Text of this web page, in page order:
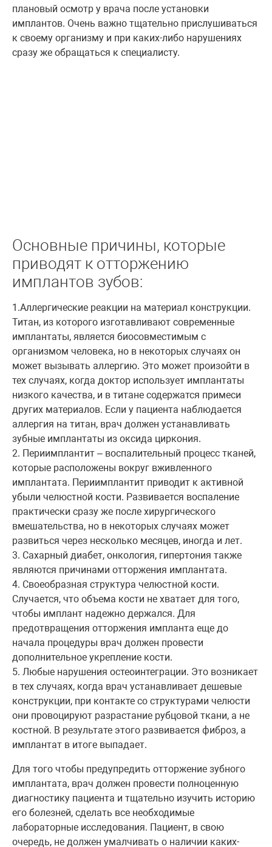
плановый осмотр у врача после установки
имплантов. Очень важно тщательно прислушиваться
к своему организму и при каких-либо нарушениях
сразу же обращаться к специалисту.
Основные причины, которые
приводят к отторжению
имплантов зубов:
1.Аллергические реакции на материал конструкции.
Титан, из которого изготавливают современные
имплантаты, является биосовместимым с
организмом человека, но в некоторых случаях он
может вызывать аллергию. Это может произойти в
тех случаях, когда доктор использует имплантаты
низкого качества, и в титане содержатся примеси
других материалов. Если у пациента наблюдается
аллергия на титан, врач должен устанавливать
зубные имплантаты из оксида циркония.
2. Периимплантит – воспалительный процесс тканей,
которые расположены вокруг вживленного
имплантата. Периимплантит приводит к активной
убыли челюстной кости. Развивается воспаление
практически сразу же после хирургического
вмешательства, но в некоторых случаях может
развиться через несколько месяцев, иногда и лет.
3. Сахарный диабет, онкология, гипертония также
являются причинами отторжения имплантата.
4. Своеобразная структура челюстной кости.
Случается, что объема кости не хватает для того,
чтобы имплант надежно держался. Для
предотвращения отторжения импланта еще до
начала процедуры врач должен провести
дополнительное укрепление кости.
5. Любые нарушения остеоинтеграции. Это возникает
в тех случаях, когда врач устанавливает дешевые
конструкции, при контакте со структурами челюсти
они провоцируют разрастание рубцовой ткани, а не
костной. В результате этого развивается фиброз, а
имплантат в итоге выпадает.
Для того чтобы предупредить отторжение зубного
имплантата, врач должен провести полноценную
диагностику пациента и тщательно изучить историю
его болезней, сделать все необходимые
лабораторные исследования. Пациент, в свою
очередь, не должен умалчивать о наличии каких-